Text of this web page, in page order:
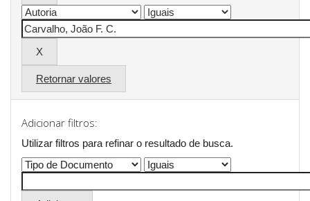
Retornar valores
Adicionar filtros:
Utilizar filtros para refinar o resultado de busca.